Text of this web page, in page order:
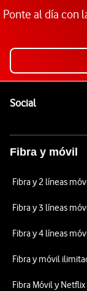
Ponte al día con
SocialEnlaces a
Fibra y móvil
Fibra y 2 líneas
Fibra y 3 líneas
Fibra y 4 líneas
Fibra y móvil
Fibra Móvil y Netflix